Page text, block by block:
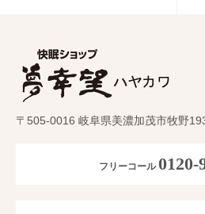
〒505-0016 岐阜県美濃加茂市牧野
フリーコール0120-